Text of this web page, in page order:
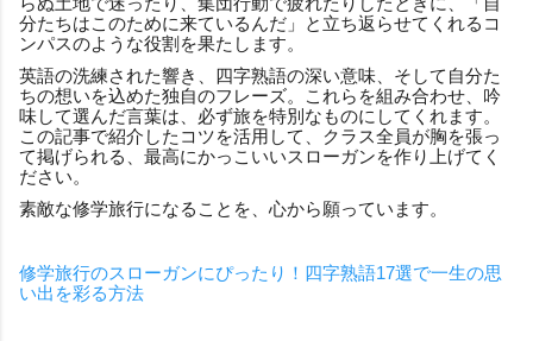
分たちはこのために来ているんだ」と立ち返らせてくれるコ
ンパスのような役割を果たします。
英語の洗練された響き、四字熟語の深い意味、そして自分た
ちの想いを込めた独自のフレーズ。これらを組み合わせ、吟
味して選んだ言葉は、必ず旅を特別なものにしてくれます。
この記事で紹介したコツを活用して、クラス全員が胸を張っ
て掲げられる、最高にかっこいいスローガンを作り上げてく
ださい。
素敵な修学旅行になることを、心から願っています。
修学旅行のスローガンにぴったり！四字熟語17選で一生の思
い出を彩る方法